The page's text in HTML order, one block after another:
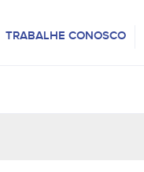
TRABALHE CONOSCO